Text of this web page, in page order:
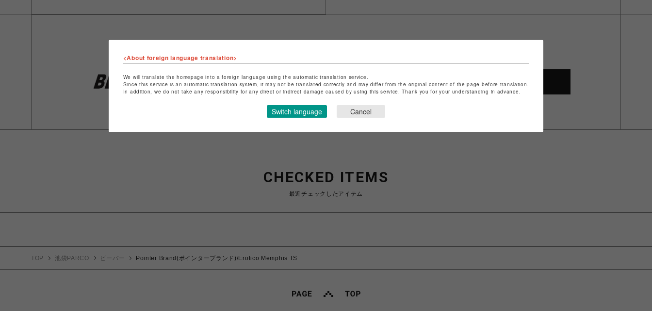
ショップ名
特定商取引法など法令に基づく表記はこちら
ショップお問い合わせはこちら
SHOP TOP
CHECKED ITEMS
最近チェックしたアイテム
TOP 池袋PARCO ビーバー Pointer Brand(ポインターブランド)/Erotico Memphis TS
<About foreign language translation>
We will translate the homepage into a foreign language using the automatic translation service.
Since this service is an automatic translation system, it may not be translated correctly and may differ from the original content of the page before translation.
In addition, we do not take any responsibility for any direct or indirect damage caused by using this service. Thank you for your understanding in advance.
Switch language Cancel